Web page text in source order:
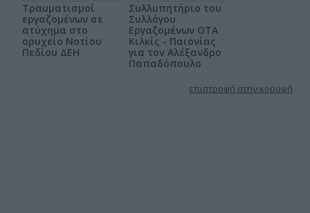
Τραυματισμοί
εργαζομένων σε
ατύχημα στο
ορυχείο Νοτίου
Πεδίου ΔΕΗ
Συλλυπητήριο του
Συλλόγου
Εργαζομένων ΟΤΑ
Κιλκίς - Παιονίας
για τον Αλέξανδρο
Παπαδόπουλο
επιστροφή στην κορυφή